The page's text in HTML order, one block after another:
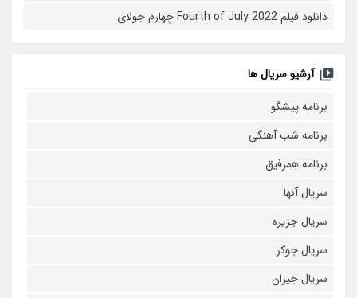
دانلود فیلم Fourth of July 2022 چهارم جولای
آرشیو سریال ها
برنامه پیشگو
برنامه شب آهنگی
برنامه همرفیق
سریال آنها
سریال جزیره
سریال جوکر
سریال جیران